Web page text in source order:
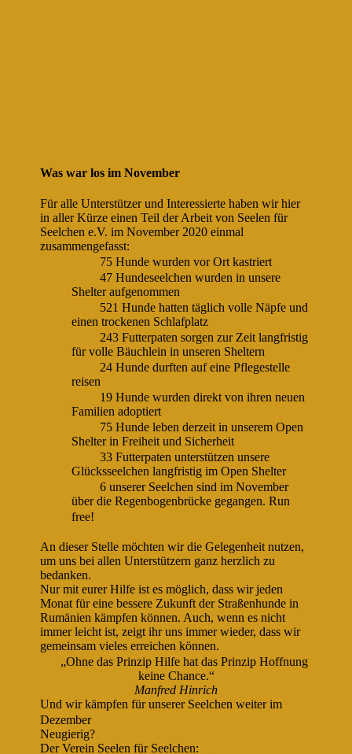
Was war los im November
Für alle Unterstützer und Interessierte haben wir hier
in aller Kürze einen Teil der Arbeit von Seelen für
Seelchen e.V. im November 2020 einmal
zusammengefasst:
75 Hunde wurden vor Ort kastriert
47 Hundeseelchen wurden in unsere
Shelter aufgenommen
521 Hunde hatten täglich volle Näpfe und
einen trockenen Schlafplatz
243 Futterpaten sorgen zur Zeit langfristig
für volle Bäuchlein in unseren Sheltern
24 Hunde durften auf eine Pflegestelle
reisen
19 Hunde wurden direkt von ihren neuen
Familien adoptiert
75 Hunde leben derzeit in unserem Open
Shelter in Freiheit und Sicherheit
33 Futterpaten unterstützen unsere
Glücksseelchen langfristig im Open Shelter
6 unserer Seelchen sind im November
über die Regenbogenbrücke gegangen. Run
free!
An dieser Stelle möchten wir die Gelegenheit nutzen,
um uns bei allen Unterstützern ganz herzlich zu
bedanken.
Nur mit eurer Hilfe ist es möglich, dass wir jeden
Monat für eine bessere Zukunft der Straßenhunde in
Rumänien kämpfen können. Auch, wenn es nicht
immer leicht ist, zeigt ihr uns immer wieder, dass wir
gemeinsam vieles erreichen können.
„Ohne das Prinzip Hilfe hat das Prinzip Hoffnung
keine Chance.“
Manfred Hinrich
Und wir kämpfen für unserer Seelchen weiter im
Dezember
Neugierig?
Der Verein Seelen für Seelchen: